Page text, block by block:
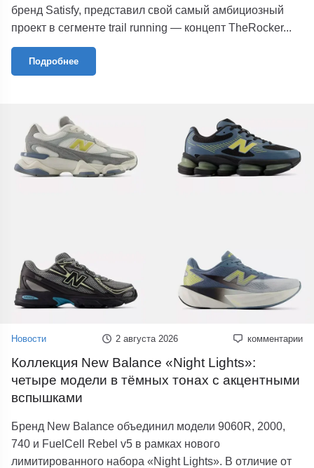
бренд Satisfy, представил свой самый амбициозный
проект в сегменте trail running — концепт TheRocker...
Подробнее
Новости 2 августа 2026 комментарии
Коллекция New Balance «Night Lights»:
четыре модели в тёмных тонах с акцентными
вспышками
Бренд New Balance объединил модели 9060R, 2000,
740 и FuelCell Rebel v5 в рамках нового
лимитированного набора «Night Lights». В отличие от